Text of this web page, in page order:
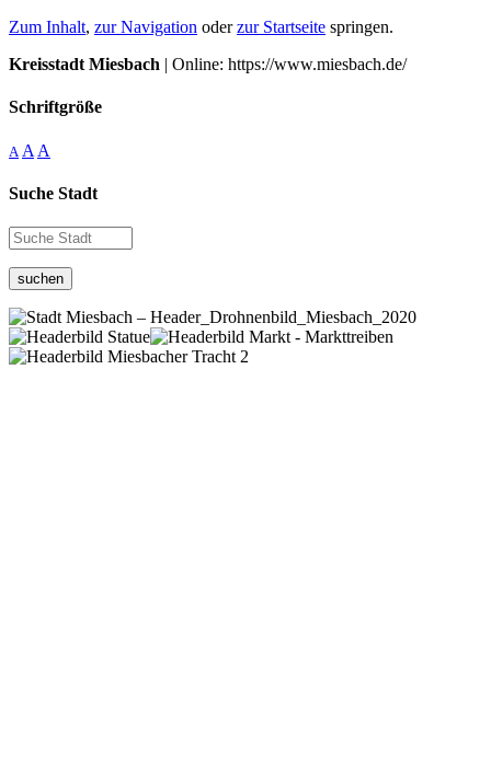
Zum Inhalt, zur Navigation oderzur Startseite springen.
Kreisstadt Miesbach | Online: https://www.miesbach.de/
Schriftgröße
A A A
Suche Stadt
suchen